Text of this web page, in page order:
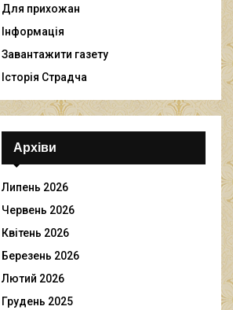
Для прихожан
Інформація
Завантажити газету
Історія Страдча
Архіви
Липень 2026
Червень 2026
Квітень 2026
Березень 2026
Лютий 2026
Грудень 2025